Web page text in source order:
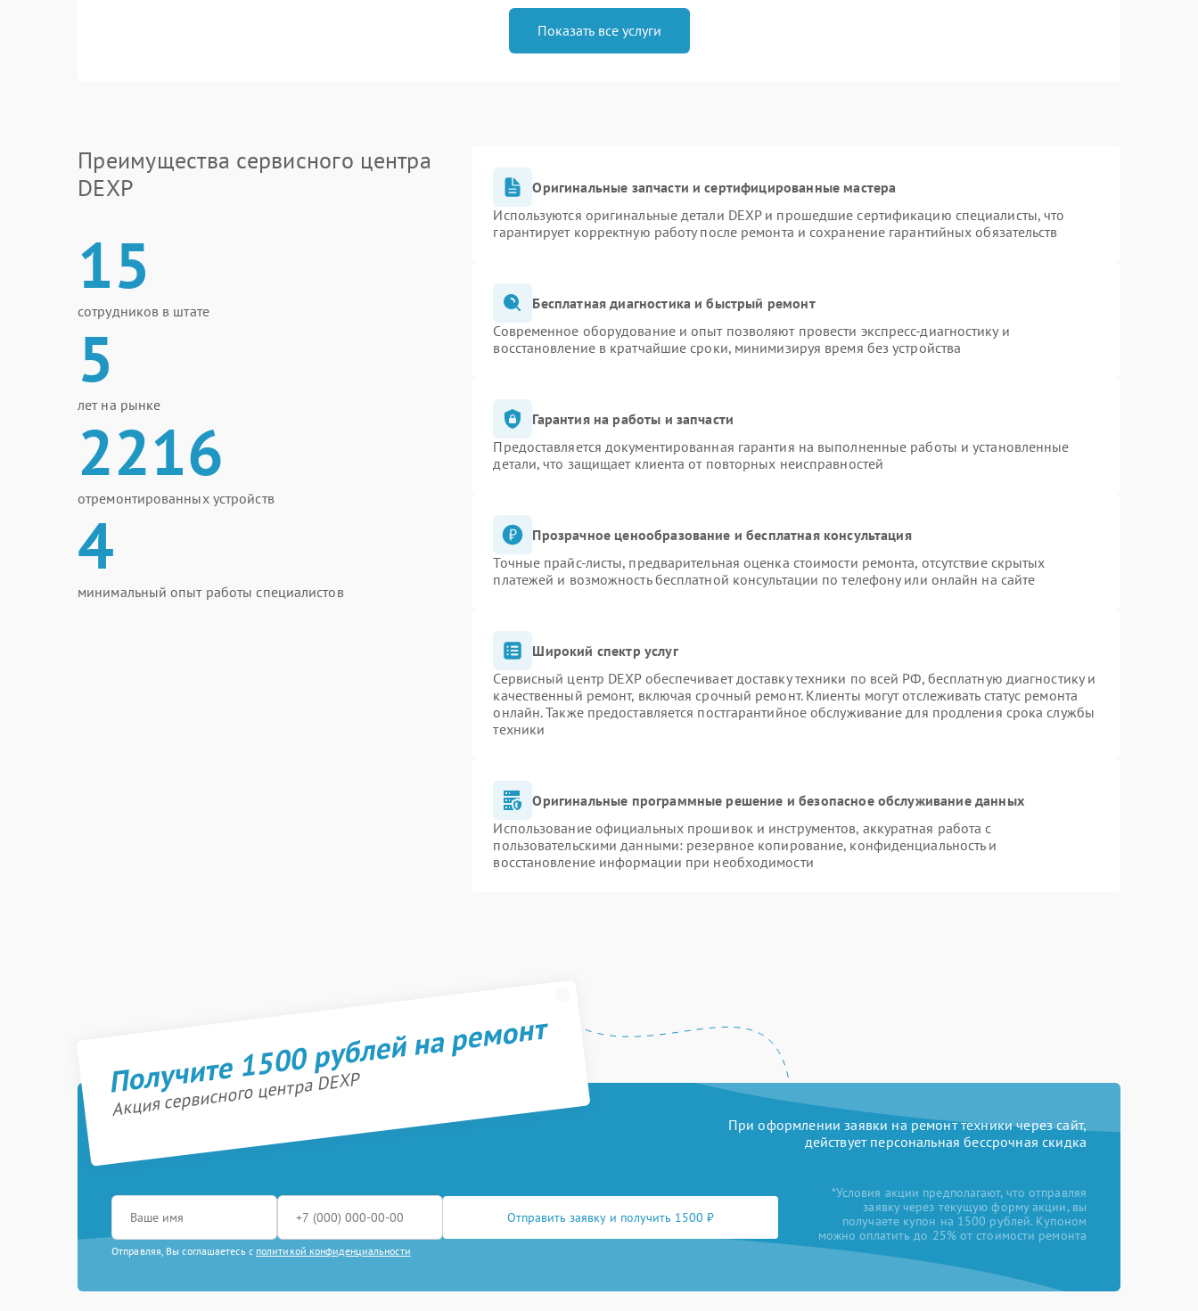
Показать все услуги
Преимущества сервисного центра
DEXP
15
сотрудников в штате
5
лет на рынке
2216
отремонтированных устройств
4
минимальный опыт работы специалистов
Оригинальные запчасти и сертифицированные мастера
Используются оригинальные детали DEXP и прошедшие сертификацию специалисты, что
гарантирует корректную работу после ремонта и сохранение гарантийных обязательств
Бесплатная диагностика и быстрый ремонт
Современное оборудование и опыт позволяют провести экспресс-диагностику и
восстановление в кратчайшие сроки, минимизируя время без устройства
Гарантия на работы и запчасти
Предоставляется документированная гарантия на выполненные работы и установленные
детали, что защищает клиента от повторных неисправностей
Прозрачное ценообразование и бесплатная консультация
Точные прайс-листы, предварительная оценка стоимости ремонта, отсутствие скрытых
платежей и возможность бесплатной консультации по телефону или онлайн на сайте
Широкий спектр услуг
Сервисный центр DEXP обеспечивает доставку техники по всей РФ, бесплатную диагностику и
качественный ремонт, включая срочный ремонт. Клиенты могут отслеживать статус ремонта
онлайн. Также предоставляется постгарантийное обслуживание для продления срока службы
техники
Оригинальные программные решение и безопасное обслуживание данных
Использование официальных прошивок и инструментов, аккуратная работа с
пользовательскими данными: резервное копирование, конфиденциальность и
восстановление информации при необходимости
Получите 1500 рублей на ремонт
Акция сервисного центра DEXP
При оформлении заявки на ремонт техники через сайт,
действует персональная бессрочная скидка
Отправить заявку и получить 1500 ₽
Отправляя, Вы соглашаетесь с политикой конфиденциальности
*Условия акции предполагают, что отправляя
заявку через текущую форму акции, вы
получаете купон на 1500 рублей. Купоном
можно оплатить до 25% от стоимости ремонта